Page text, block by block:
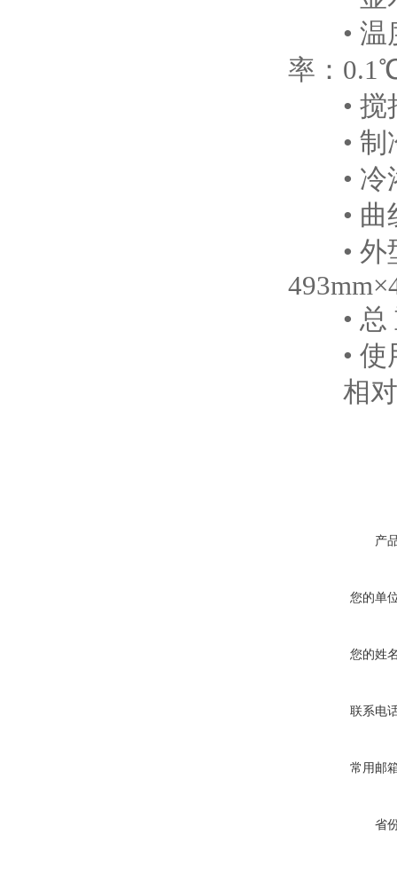
• 温度
率：
• 搅拌
• 制冷
• 冷
• 曲线
• 外型
• 总
• 使
相对
产
您的单
您的姓
联系电
常用邮
省